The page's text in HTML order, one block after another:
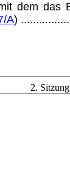
dem das
A) ................
2.